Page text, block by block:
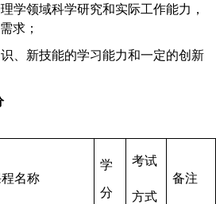
学领域科学研究和实际工作能力，
求；
、新技能的学习能力和一定的创新
名称
学
分
考试
方式
备注